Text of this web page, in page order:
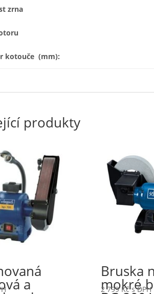
zrna
kotouče (mm):
produkty
a
Bruska
mokré
2 799Kč s DPH